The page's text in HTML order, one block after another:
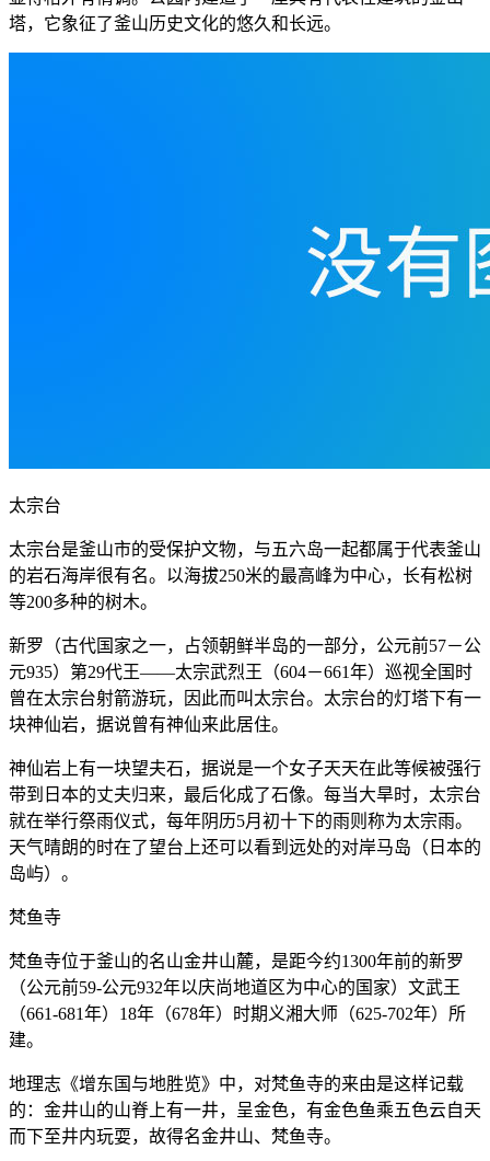
塔，它象征了釜山历史文化的悠久和长远。
太宗台
太宗台是釜山市的受保护文物，与五六岛一起都属于代表釜山
的岩石海岸很有名。以海拔250米的最高峰为中心，长有松树
等200多种的树木。
新罗（古代国家之一，占领朝鲜半岛的一部分，公元前57－公
元935）第29代王——太宗武烈王（604－661年）巡视全国时
曾在太宗台射箭游玩，因此而叫太宗台。太宗台的灯塔下有一
块神仙岩，据说曾有神仙来此居住。
神仙岩上有一块望夫石，据说是一个女子天天在此等候被强行
带到日本的丈夫归来，最后化成了石像。每当大旱时，太宗台
就在举行祭雨仪式，每年阴历5月初十下的雨则称为太宗雨。
天气晴朗的时在了望台上还可以看到远处的对岸马岛（日本的
岛屿）。
梵鱼寺
梵鱼寺位于釜山的名山金井山麓，是距今约1300年前的新罗
（公元前59-公元932年以庆尚地道区为中心的国家）文武王
（661-681年）18年（678年）时期义湘大师（625-702年）所
建。
地理志《增东国与地胜览》中，对梵鱼寺的来由是这样记载
的：金井山的山脊上有一井，呈金色，有金色鱼乘五色云自天
而下至井内玩耍，故得名金井山、梵鱼寺。